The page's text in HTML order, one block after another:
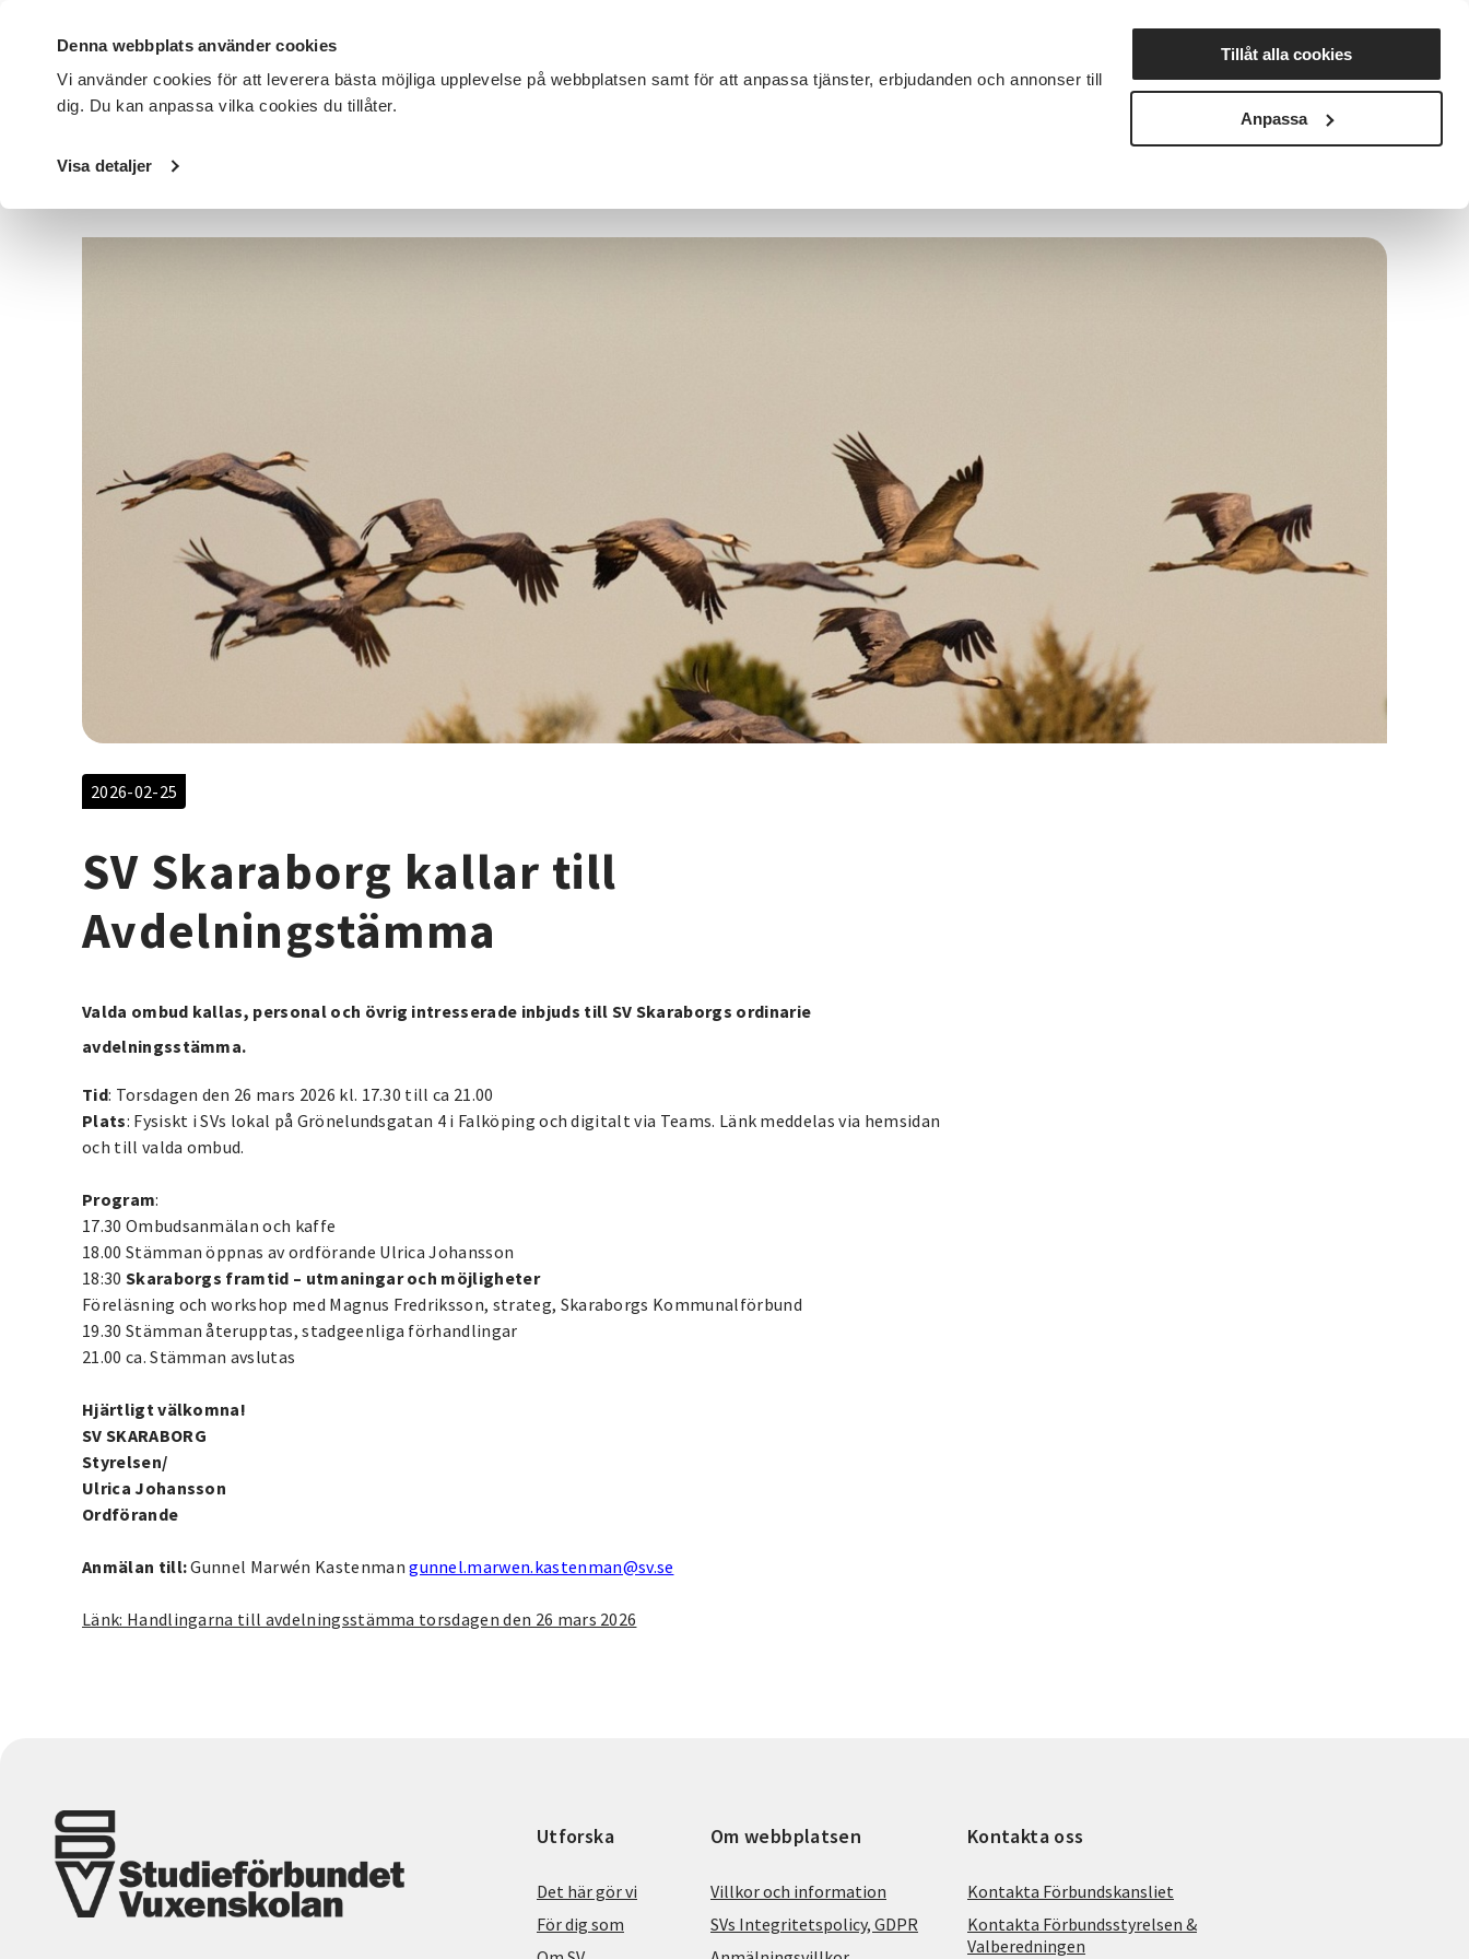
Denna webbplats använder cookies
Vi använder cookies för att leverera bästa möjliga upplevelse på webbplatsen samt för att anpassa tjänster, erbjudanden och annonser till
dig. Du kan anpassa vilka cookies du tillåter.
Visa detaljer
Tillåt alla cookies
Anpassa
DET HÄR GÖR VI FÖR DIG SOM SÖK KURSER OCH EVENEMANG Nyheter Avdelningar
Startsida / Avdelningar
2026-02-25
SV Skaraborg kallar till
Avdelningstämma
Valda ombud kallas, personal och övrig intresserade inbjuds till SV Skaraborgs ordinarie
avdelningsstämma.
Tid: Torsdagen den 26 mars 2026 kl. 17.30 till ca 21.00
Plats: Fysiskt i SVs lokal på Grönelundsgatan 4 i Falköping och digitalt via Teams. Länk meddelas via hemsidan
och till valda ombud.
Program:
17.30 Ombudsanmälan och kaffe
18.00 Stämman öppnas av ordförande Ulrica Johansson
18:30 Skaraborgs framtid – utmaningar och möjligheter
Föreläsning och workshop med Magnus Fredriksson, strateg, Skaraborgs Kommunalförbund
19.30 Stämman återupptas, stadgeenliga förhandlingar
21.00 ca. Stämman avslutas
Hjärtligt välkomna!
SV SKARABORG
Styrelsen/
Ulrica Johansson
Ordförande
Anmälan till:Gunnel Marwén Kastenmangunnel.marwen.kastenman@sv.se
Länk: Handlingarna till avdelningsstämma torsdagen den 26 mars 2026
Utforska
Det här gör vi
För dig som
Om webbplatsen
Villkor och information
SVs Integritetspolicy, GDPR
Kontakta oss
Kontakta Förbundskansliet
Kontakta Förbundsstyrelsen &
Valberedningen